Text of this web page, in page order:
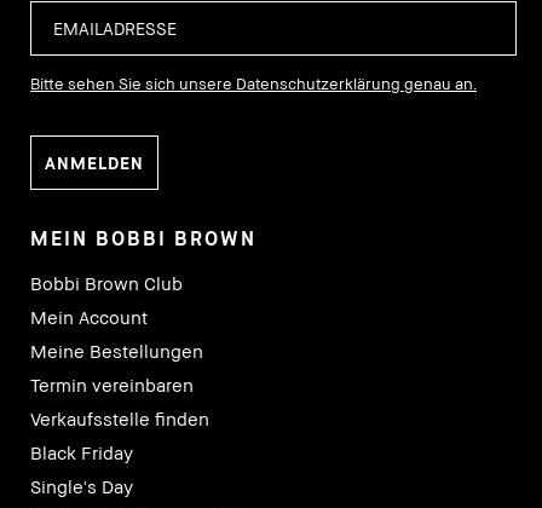
Bitte sehen Sie sich unsere Datenschutzerklärung genau an.
MEIN BOBBI BROWN
Bobbi Brown Club
Mein Account
Meine Bestellungen
Termin vereinbaren
Verkaufsstelle finden
Black Friday
Single's Day